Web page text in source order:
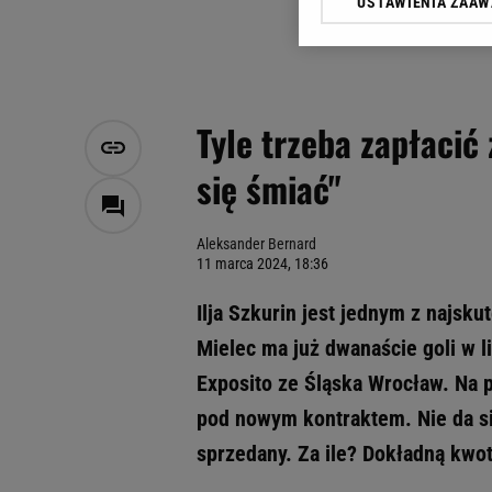
Tyle trzeba
się śmiać"
Aleksander Bernard
11 marca 2024, 18:36
Ilja Szkurin jest jednym z
Mielec ma już dwanaście goli
Exposito ze Śląska Wrocław. Na
pod nowym kontraktem. Nie da
sprzedany. Za ile? Dokładną
Klikając „Akceptuję”
Zaufanych Partnerów i
My, nasi Zaufani
Użycie dokładnych
Przechowywanie